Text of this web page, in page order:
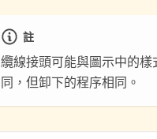
註
纜線接頭可能與圖示中的樣
同，但卸下的程序相同。